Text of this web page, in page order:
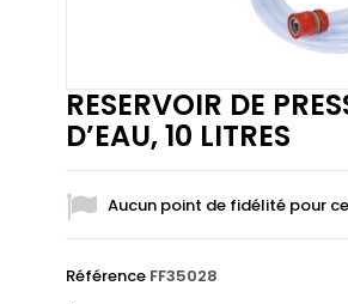
RESERVOIR DE
D’EAU, 10 LITRES
Aucun point de fidélité pour
Référence FF35028